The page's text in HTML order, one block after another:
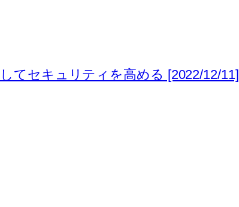
てセキュリティを高める [2022/12/11]